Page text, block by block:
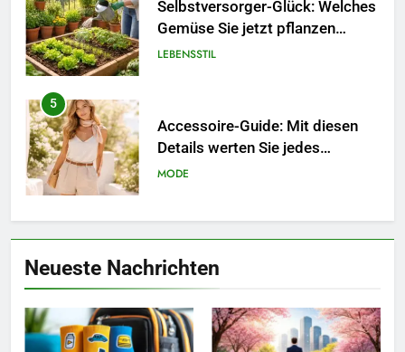
Selbstversorger-Glück: Welches
Gemüse Sie jetzt pflanzen
sollten.
LEBENSSTIL
5
Accessoire-Guide: Mit diesen
Details werten Sie jedes
Frühlingsoutfit auf.
MODE
6
Sie Bienen und Schmetterlinge
in Ihren Garten.
LEBENSSTIL
7
Neueste Nachrichten